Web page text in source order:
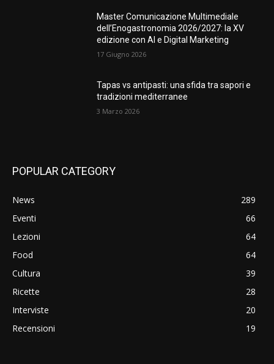
Master Comunicazione Multimediale
dell’Enogastronomia 2026/2027: la XV
edizione con AI e Digital Marketing
17 Giugno 2026
Tapas vs antipasti: una sfida tra sapori e
tradizioni mediterranee
3 Marzo 2026
POPULAR CATEGORY
News
289
Eventi
66
Lezioni
64
Food
64
Cultura
39
Ricette
28
Interviste
20
Recensioni
19